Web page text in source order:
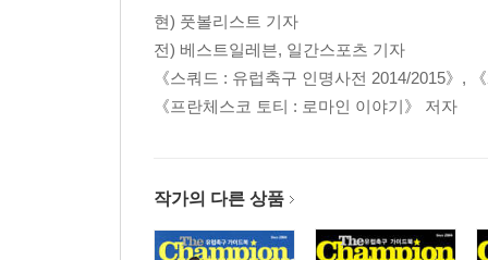
현) 풋볼리스트 기자
전) 베스트일레븐, 일간스포츠 기자
《스쿼드 : 유럽축구 인명사전 2014/2015》,
《프란체스코 토티 : 로마인 이야기》 저자
작가의 다른 상품